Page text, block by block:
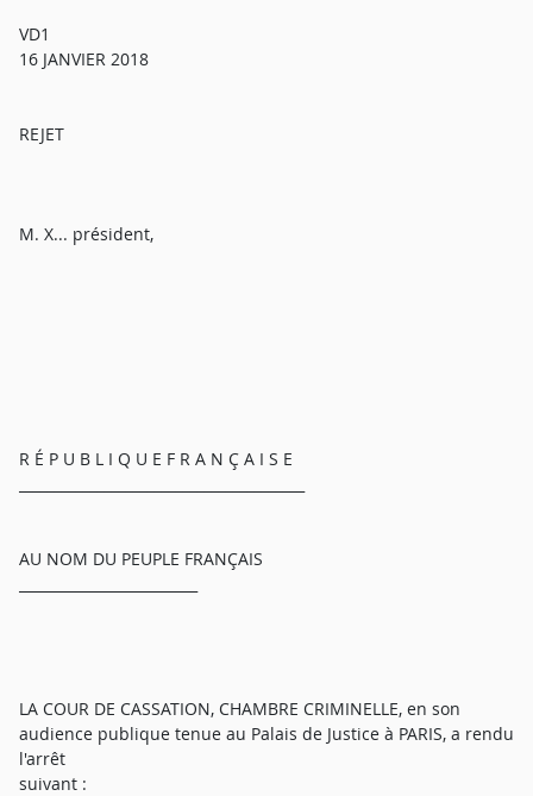
VD1
16 JANVIER 2018
REJET
M. X... président,
R É P U B L I Q U E F R A N Ç A I S E
AU NOM DU PEUPLE FRANÇAIS
LA COUR DE CASSATION, CHAMBRE CRIMINELLE, en son
audience publique tenue au Palais de Justice à PARIS, a rendu
l'arrêt
suivant :